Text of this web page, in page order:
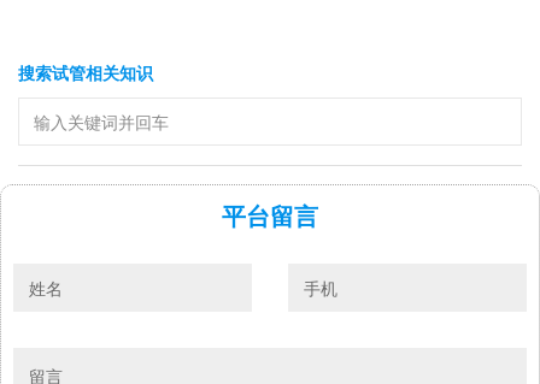
搜索试管相关知识
平台留言